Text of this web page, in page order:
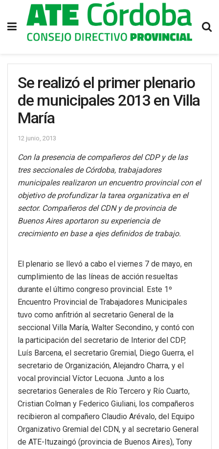
Se realizó el primer plenario
de municipales 2013 en Villa
María
12 junio, 2013
Con la presencia de compañeros del CDP y de las
tres seccionales de Córdoba, trabajadores
municipales realizaron un encuentro provincial con el
objetivo de profundizar la tarea organizativa en el
sector. Compañeros del CDN y de provincia de
Buenos Aires aportaron su experiencia de
crecimiento en base a ejes definidos de trabajo.
El plenario se llevó a cabo el viernes 7 de mayo, en
cumplimiento de las líneas de acción resueltas
durante el último congreso provincial. Este 1º
Encuentro Provincial de Trabajadores Municipales
tuvo como anfitrión al secretario General de la
seccional Villa María, Walter Secondino, y contó con
la participación del secretario de Interior del CDP,
Luís Barcena, el secretario Gremial, Diego Guerra, el
secretario de Organización, Alejandro Charra, y el
vocal provincial Víctor Lecuona. Junto a los
secretarios Generales de Río Tercero y Río Cuarto,
Cristian Colman y Federico Giuliani, los compañeros
recibieron al compañero Claudio Arévalo, del Equipo
Organizativo Gremial del CDN, y al secretario General
de ATE-Ituzaingó (provincia de Buenos Aires), Tony